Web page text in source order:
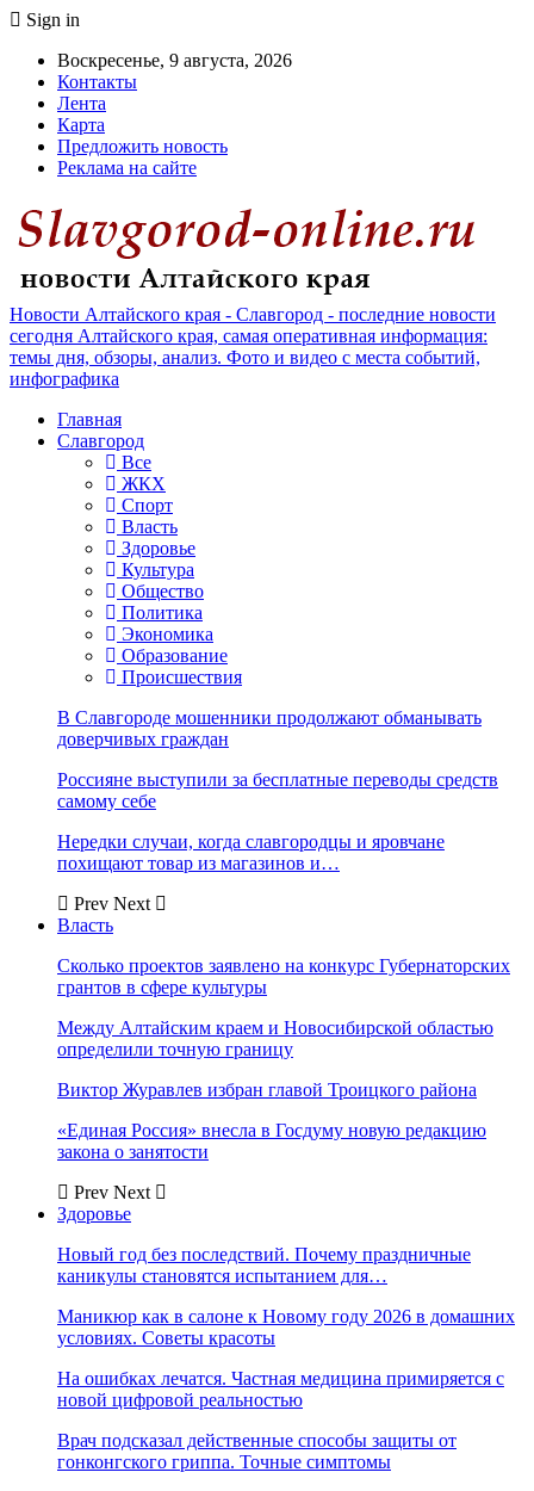
Sign in
Воскресенье, 9 августа, 2026
Контакты
Лента
Карта
Предложить новость
Реклама на сайте
Новости Алтайского края - Славгород - последние новости
сегодня Алтайского края, самая оперативная информация:
темы дня, обзоры, анализ. Фото и видео с места событий,
инфографика
Главная
Славгород
Все
ЖКХ
Спорт
Власть
Здоровье
Культура
Общество
Политика
Экономика
Образование
Происшествия
В Славгороде мошенники продолжают обманывать
доверчивых граждан
Россияне выступили за бесплатные переводы средств
самому себе
Нередки случаи, когда славгородцы и яровчане
похищают товар из магазинов и…
Prev Next
Власть
Сколько проектов заявлено на конкурс Губернаторских
грантов в сфере культуры
Между Алтайским краем и Новосибирской областью
определили точную границу
Виктор Журавлев избран главой Троицкого района
«Единая Россия» внесла в Госдуму новую редакцию
закона о занятости
Prev Next
Здоровье
Новый год без последствий. Почему праздничные
каникулы становятся испытанием для…
Маникюр как в салоне к Новому году 2026 в домашних
условиях. Советы красоты
На ошибках лечатся. Частная медицина примиряется с
новой цифровой реальностью
Врач подсказал действенные способы защиты от
гонконгского гриппа. Точные симптомы